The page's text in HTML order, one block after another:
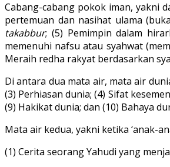
Cabang-cabang pokok iman, yakni
pertemuan dan nasihat ulama
takabbur; (5) Pemimpin dalam
memenuhi nafsu atau syahwat
Meraih redha rakyat berdasarkan
Di antara dua mata air, mata air
(3) Perhiasan dunia; (4) Sifat
(9) Hakikat dunia; dan (10) Bahaya
Mata air kedua, yakni ketika ‘anak-
(1) Cerita seorang Yahudi yang